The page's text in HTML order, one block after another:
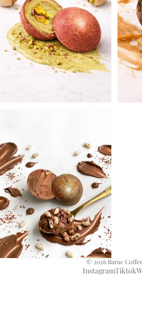
© 2026 Baruc
InstagramTiktok